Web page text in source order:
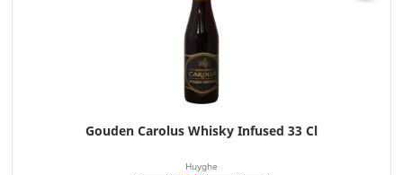
Gouden Carolus Whisky Infused 33 Cl
Huyghe